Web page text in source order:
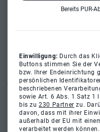
Bereits PUR-
Einwilligung: Durch das
Buttons stimmen Sie der
bzw. Ihrer Endeinrichtung
persönlichen
beschriebenen
sowie Art. 6 Abs. 1 Satz 1
bis zu230 Partner zu.
davon, dass mit ihrer
außerhalb der EU mit
verarbeitet werden können.